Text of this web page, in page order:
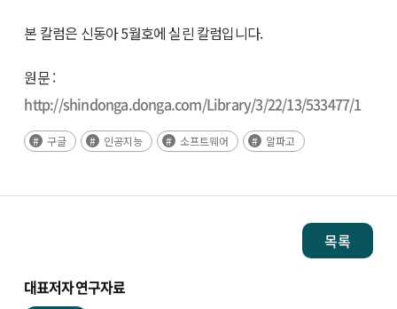
본 칼럼은 신동아 5월호에 실린 칼럼입니다.
원문 :
http://shindonga.donga.com/Library/3/22/13/533477/1
구글 인공지능 소프트웨어 알파고
목록
대표저자 연구자료